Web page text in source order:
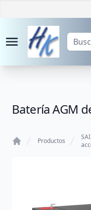
Batería AGM
Productos